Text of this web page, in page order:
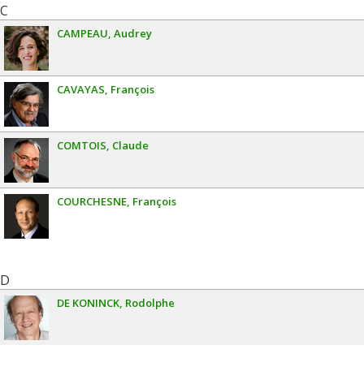
C
CAMPEAU Audrey
CAVAYAS François
COMTOIS Claude
COURCHESNE François
D
DE KONINCK Rodolphe